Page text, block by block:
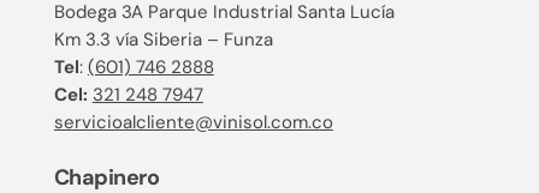
Bodega 3A Parque Industrial Santa Lucía
Km 3.3 vía Siberia – Funza
Tel: (601) 746 2888
Cel: 321 248 7947
servicioalcliente@vinisol.com.co
Chapinero